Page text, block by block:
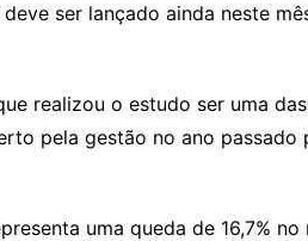
ser lançado ainda neste
realizou o estudo ser uma
pela gestão no ano passado
uma queda de 16,7% no